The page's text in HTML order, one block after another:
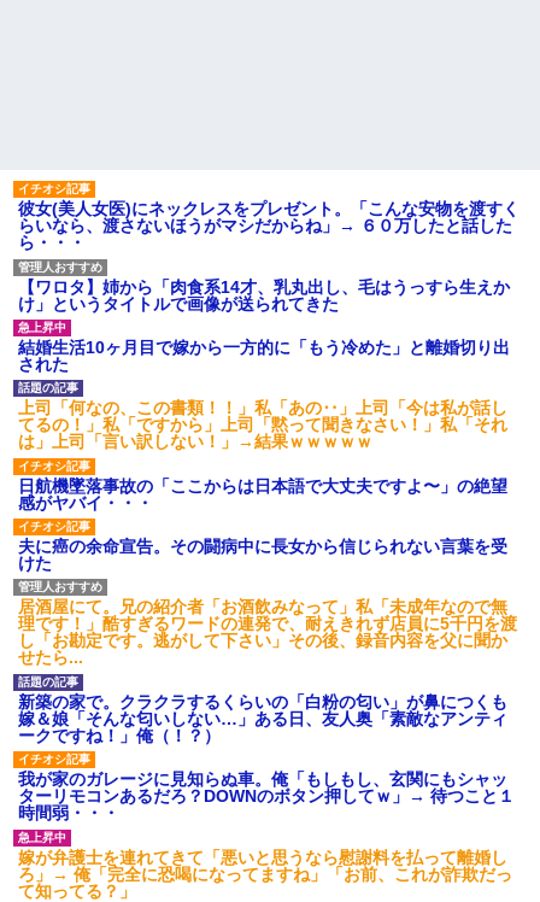
彼女(美人女医)にネックレスをプレゼント。「こんな安物を渡すく
らいなら、渡さないほうがマシだからね」→ ６０万したと話した
ら・・・
【ワロタ】姉から「肉食系14才、乳丸出し、毛はうっすら生えか
け」というタイトルで画像が送られてきた
結婚生活10ヶ月目で嫁から一方的に「もう冷めた」と離婚切り出
された
上司「何なの、この書類！！」私「あの‥」上司「今は私が話し
てるの！」私「ですから」上司「黙って聞きなさい！」私「それ
は」上司「言い訳しない！」→結果ｗｗｗｗｗ
日航機墜落事故の「ここからは日本語で大丈夫ですよ〜」の絶望
感がヤバイ・・・
夫に癌の余命宣告。その闘病中に長女から信じられない言葉を受
けた
居酒屋にて。兄の紹介者「お酒飲みなって」私「未成年なので無
理です！」酷すぎるワードの連発で、耐えきれず店員に5千円を渡
し「お勘定です。逃がして下さい」その後、録音内容を父に聞か
せたら...
新築の家で。クラクラするくらいの「白粉の匂い」が鼻につくも
嫁＆娘「そんな匂いしない…」ある日、友人奥「素敵なアンティ
ークですね！」俺（！？）
我が家のガレージに見知らぬ車。俺「もしもし、玄関にもシャッ
ターリモコンあるだろ？DOWNのボタン押してｗ」→ 待つこと１
時間弱・・・
嫁が弁護士を連れてきて「悪いと思うなら慰謝料を払って離婚し
ろ」→ 俺「完全に恐喝になってますね」「お前、これが詐欺だっ
て知ってる？」